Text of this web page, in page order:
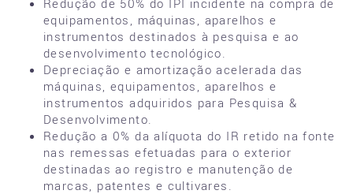
equipamentos, máquinas, aparelhos e
instrumentos destinados à pesquisa e ao
desenvolvimento tecnológico.
Depreciação e amortização acelerada das
máquinas, equipamentos, aparelhos e
instrumentos adquiridos para Pesquisa &
Desenvolvimento.
Redução a 0% da alíquota do IR retido na fonte
nas remessas efetuadas para o exterior
destinadas ao registro e manutenção de
marcas, patentes e cultivares.